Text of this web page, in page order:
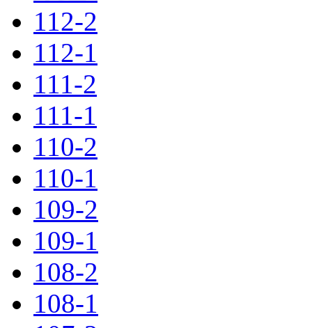
112-2
112-1
111-2
111-1
110-2
110-1
109-2
109-1
108-2
108-1